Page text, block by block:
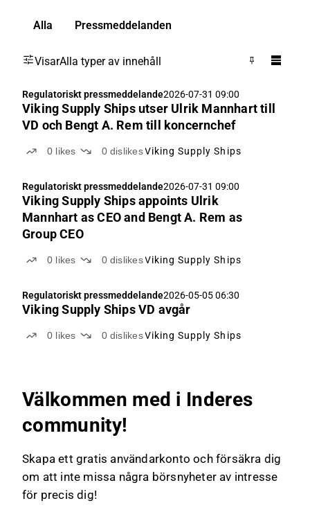
Alla Pressmeddelanden
VisarAlla typer av innehåll
Regulatoriskt pressmeddelande2026-07-31 09:00
Viking Supply Ships utser Ulrik Mannhart till
VD och Bengt A. Rem till koncernchef
0 likes 0 dislikes Viking Supply Ships
Regulatoriskt pressmeddelande2026-07-31 09:00
Viking Supply Ships appoints Ulrik
Mannhart as CEO and Bengt A. Rem as
Group CEO
0 likes 0 dislikes Viking Supply Ships
Regulatoriskt pressmeddelande2026-05-05 06:30
Viking Supply Ships VD avgår
0 likes 0 dislikes Viking Supply Ships
Välkommen med i Inderes
community!
Skapa ett gratis användarkonto och försäkra dig
om att inte missa några börsnyheter av intresse
för precis dig!